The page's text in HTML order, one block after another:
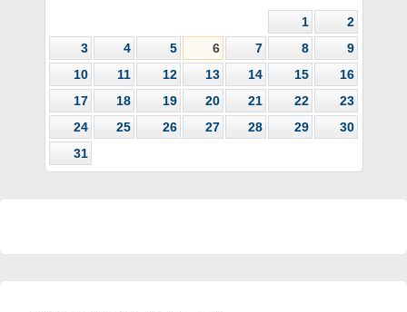
1
2
3
4 5 6 7 8
9
10
11 12 13 14 15
16
17
18 19 20 21 22
23
24
25 26 27 28 29
30
31